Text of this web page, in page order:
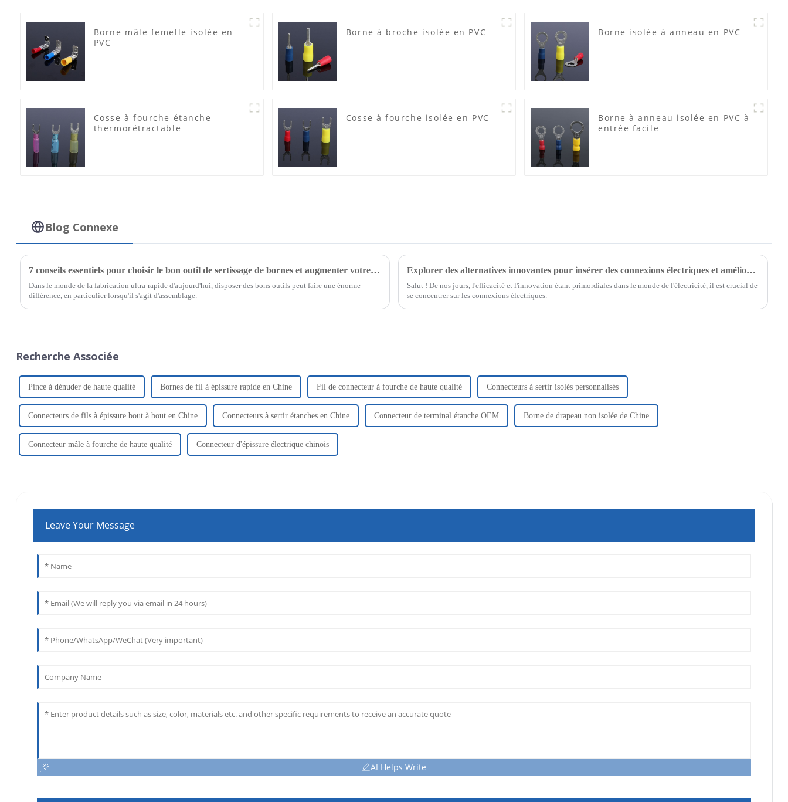
Borne mâle femelle isolée en
PVC
Borne à broche isolée en PVC Borne isolée à anneau en PVC
Cosse à fourche étanche
thermorétractable
Cosse à fourche isolée en PVC
Borne à anneau isolée en PVC à
entrée facile
Blog Connexe
7 conseils essentiels pour choisir le bon outil de sertissage de bornes et augmenter votre productivité de 30 %
Dans le monde de la fabrication ultra-rapide d'aujourd'hui, disposer des bons outils peut faire une énorme
différence, en particulier lorsqu'il s'agit d'assemblage.
Explorer des alternatives innovantes pour insérer des connexions électriques et améliorer l'efficacité
Salut ! De nos jours, l'efficacité et l'innovation étant primordiales dans le monde de l'électricité, il est crucial de
se concentrer sur les connexions électriques.
Recherche Associée
Pince à dénuder de haute qualité Bornes de fil à épissure rapide en Chine Fil de connecteur à fourche de haute qualité Connecteurs à sertir isolés personnalisés
Connecteurs de fils à épissure bout à bout en Chine Connecteurs à sertir étanches en Chine Connecteur de terminal étanche OEM Borne de drapeau non isolée de Chine
Connecteur mâle à fourche de haute qualité Connecteur d'épissure électrique chinois
Leave Your Message
AI Helps Write